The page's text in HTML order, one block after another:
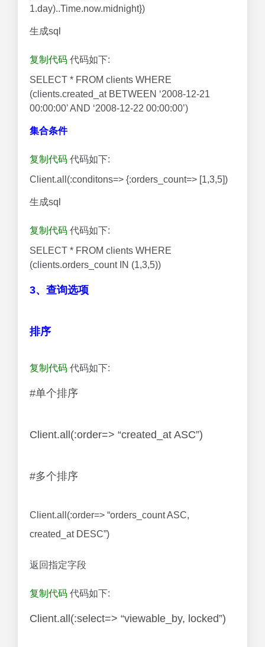
1.day)..Time.now.midnight})
生成sql
复制代码 代码如下:
SELECT * FROM clients WHERE
(clients.created_at BETWEEN ‘2008-12-21
00:00:00’ AND ‘2008-12-22 00:00:00’)
集合条件
复制代码 代码如下:
Client.all(:conditons=> {:orders_count=> [1,3,5])
生成sql
复制代码 代码如下:
SELECT * FROM clients WHERE
(clients.orders_count IN (1,3,5))
3、查询选项
排序
复制代码 代码如下:
#单个排序
Client.all(:order=> “created_at ASC”)
#多个排序
Client.all(:order=> “orders_count ASC,
created_at DESC”)
返回指定字段
复制代码 代码如下:
Client.all(:select=> “viewable_by, locked”)